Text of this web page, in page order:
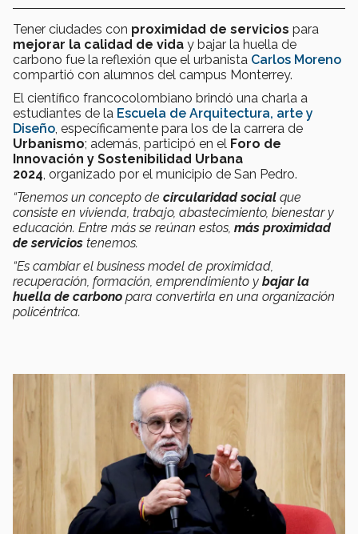
Tener ciudades con proximidad de servicios para
mejorar la calidad de vida y bajar la huella de
carbono fue la reflexión que el urbanista Carlos Moreno
compartió con alumnos del campus Monterrey.
El científico francocolombiano brindó una charla a
estudiantes de la Escuela de Arquitectura, arte y
Diseño , específicamente para los de la carrera de
Urbanismo; además, participó en el Foro de
Innovación y Sostenibilidad Urbana
2024 , organizado por el municipio de San Pedro.
“Tenemos un concepto de circularidad social que
consiste en vivienda, trabajo, abastecimiento, bienestar y
educación. Entre más se reúnan estos, más proximidad
de servicios tenemos.
“Es cambiar el business model de proximidad,
recuperación, formación, emprendimiento y bajar la
huella de carbono para convertirla en una organización
policéntrica.